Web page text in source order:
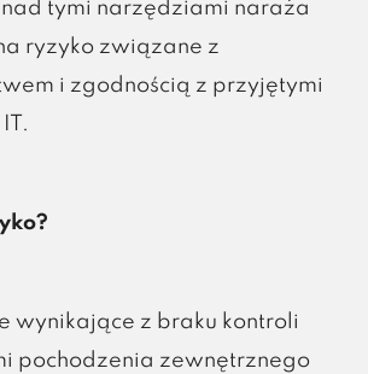
tymi narzędziami naraża
ryzyko związane z
i zgodnością z przyjętymi
wynikające z braku kontroli
pochodzenia zewnętrznego